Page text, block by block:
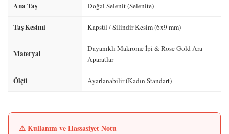
Ana Taş Doğal Selenit (Selenite)
Taş Kesimi Kapsül / Silindir Kesim (6x9 mm)
Materyal
Dayanıklı Makrome İpi & Rose Gold Ara
Aparatlar
Ölçü Ayarlanabilir (Kadın Standart)
⚠️ Kullanım ve Hassasiyet Notu